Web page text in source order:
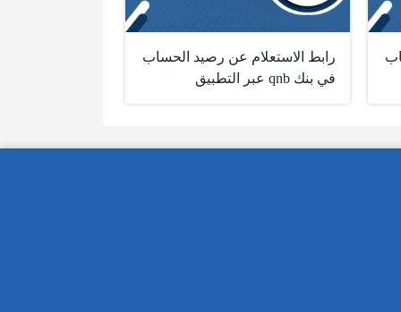
رابط الاستعلام عن رصيد الحساب
في بنك‎ qnb ‎عبر التطبيق